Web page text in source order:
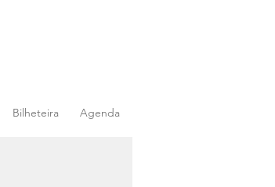
Bilheteira Agenda